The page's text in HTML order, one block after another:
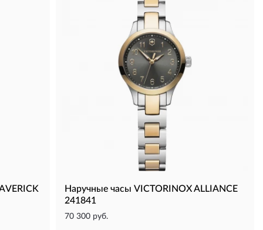
Наручные часы VICTORINOX ALLIANCE
241841
70 300 руб.